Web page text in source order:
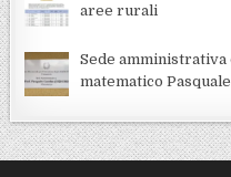
aree rurali
Sede amministrativa
matematico